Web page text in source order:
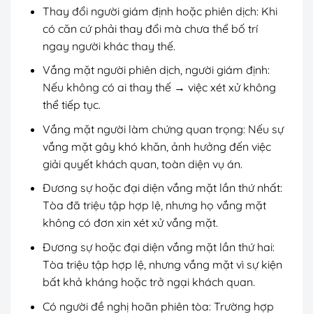
Thay đổi người giám định hoặc phiên dịch: Khi
có căn cứ phải thay đổi mà chưa thể bố trí
ngay người khác thay thế.
Vắng mặt người phiên dịch, người giám định:
Nếu không có ai thay thế → việc xét xử không
thể tiếp tục.
Vắng mặt người làm chứng quan trọng: Nếu sự
vắng mặt gây khó khăn, ảnh hưởng đến việc
giải quyết khách quan, toàn diện vụ án.
Đương sự hoặc đại diện vắng mặt lần thứ nhất:
Tòa đã triệu tập hợp lệ, nhưng họ vắng mặt
không có đơn xin xét xử vắng mặt.
Đương sự hoặc đại diện vắng mặt lần thứ hai:
Tòa triệu tập hợp lệ, nhưng vắng mặt vì sự kiện
bất khả kháng hoặc trở ngại khách quan.
Có người đề nghị hoãn phiên tòa: Trường hợp